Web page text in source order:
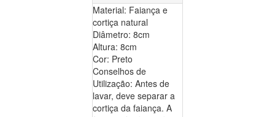
Material: Faiança e
cortiça natural
Diâmetro: 8cm
Altura: 8cm
Cor: Preto
Conselhos de
Utilização: Antes de
lavar, deve separar a
cortiça da faiança. A